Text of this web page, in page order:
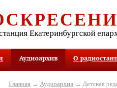
Екатеринбургской
Аудиоархив О
Главная→ Аудиоархив→ Детская